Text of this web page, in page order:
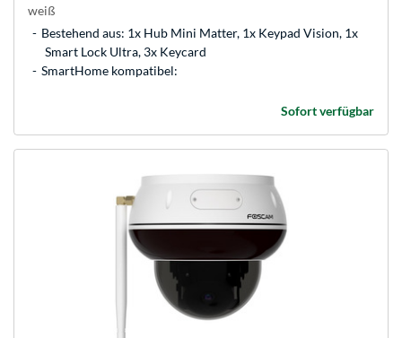
weiß
Bestehend aus: 1x Hub Mini Matter, 1x Keypad Vision, 1x
Smart Lock Ultra, 3x Keycard
SmartHome kompatibel:
Sofort verfügbar